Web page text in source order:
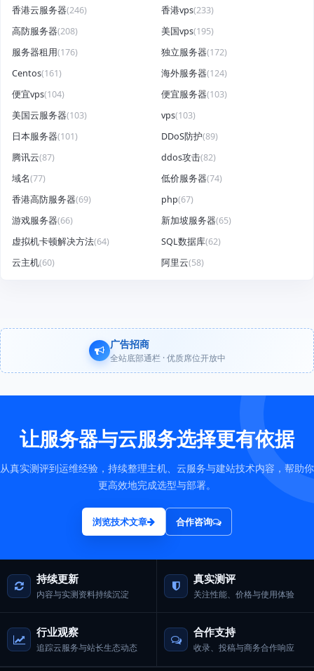
香港云服务器(246) 香港vps(233)
高防服务器(208) 美国vps(195)
服务器租用(176) 独立服务器(172)
Centos(161) 海外服务器(124)
便宜vps(104) 便宜服务器(103)
美国云服务器(103) vps(103)
日本服务器(101) DDoS防护(89)
腾讯云(87) ddos攻击(82)
域名(77) 低价服务器(74)
香港高防服务器(69) php(67)
游戏服务器(66) 新加坡服务器(65)
虚拟机卡顿解决方法(64) SQL数据库(62)
云主机(60) 阿里云(58)
广告招商
全站底部通栏 · 优质席位开放中
让服务器与云服务选择更有依据
从真实测评到运维经验，持续整理主机、云服务与建站技术内容，帮助你
更高效地完成选型与部署。
浏览技术文章 合作咨询
持续更新
内容与实测资料持续沉淀
真实测评
关注性能、价格与使用体验
行业观察
追踪云服务与站长生态动态
合作支持
收录、投稿与商务合作响应